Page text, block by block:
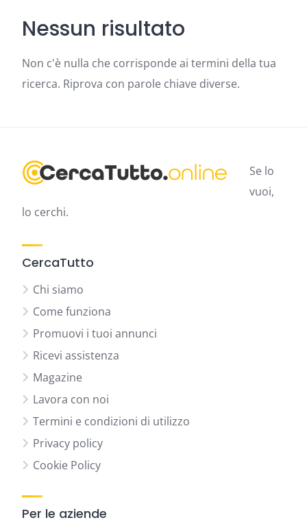
Nessun risultato
Non c'è nulla che corrisponde ai termini della tua
ricerca. Riprova con parole chiave diverse.
Se lo
vuoi,
lo cerchi.
CercaTutto
Chi siamo
Come funziona
Promuovi i tuoi annunci
Ricevi assistenza
Magazine
Lavora con noi
Termini e condizioni di utilizzo
Privacy policy
Cookie Policy
Per le aziende